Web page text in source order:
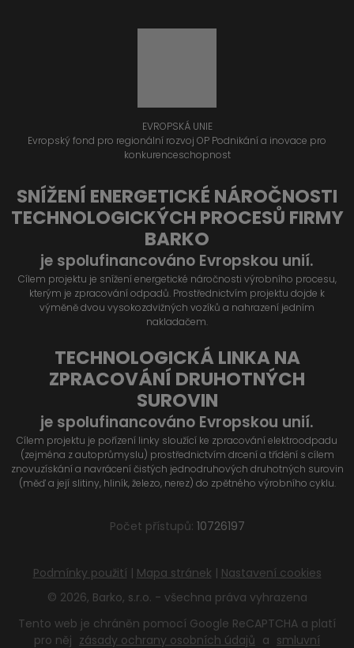
EVROPSKÁ UNIE
Evropský fond pro regionální rozvoj OP Podnikání a inovace pro
konkurenceschopnost
SNÍŽENÍ ENERGETICKÉ NÁROČNOSTI
TECHNOLOGICKÝCH PROCESŮ FIRMY
BARKO
je spolufinancováno Evropskou unií.
Cílem projektu je snížení energetické náročnosti výrobního procesu,
kterým je zpracování odpadů. Prostřednictvím projektu dojde k
výměně dvou vysokozdvižných vozíků a nahrazení jedním
nakladačem.
TECHNOLOGICKÁ LINKA NA
ZPRACOVÁNÍ DRUHOTNÝCH
SUROVIN
je spolufinancováno Evropskou unií.
Cílem projektu je pořízení linky sloužící ke zpracování elektroodpadu
(zejména z autoprůmyslu) prostřednictvím drcení a třídění s cílem
znovuzískání a navrácení čistých jednodruhových druhotných surovin
(měď a její slitiny, hliník, železo, nerez) do zpětného výrobního cyklu.
Počet přístupů: 10726197
© 2026, Barko, s.r.o. - všechna práva vyhrazena
Podmínky použití | Mapa stránek | Nastavení cookies
Tento web je chráněn pomocí Google ReCAPTCHA a platí
pro něj zásady ochrany osobních údajů a smluvní